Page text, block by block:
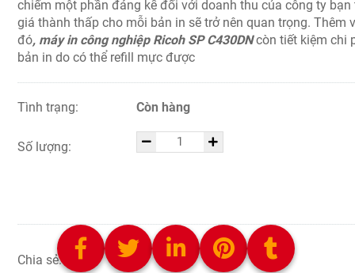
chiếm một phần đáng kể đối với doanh thu của công ty bạn
giá thành thấp cho mỗi bản in sẽ trở nên quan trọng. Thêm
đó, máy in công nghiệp Ricoh SP C430DNcòn tiết kiệm chi
bản in do có thể refill mực được
Tình trạng: Còn hàng
Số lượng:
Chia sẻ: